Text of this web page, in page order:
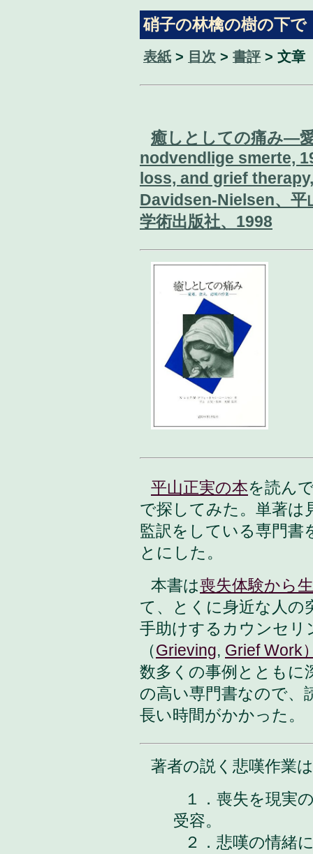
硝子の林檎の樹の下
表紙 > 目次 > 書評 > 文章
癒しとしての痛み―
nodvendlige smerte,
loss, and grief
Davidsen-Nielsen、平
学術出版社、1998
平山正実の本を読ん
で探してみた。単著は
監訳をしている専門書
とにした。
本書は喪失体験から
て、とくに身近な人の
手助けするカウンセリ
（Grieving, Grief Work
数多くの事例とともに
の高い専門書なので、
長い時間がかかった。
著者の説く悲嘆作業
１．喪失を現実
受容。
２．悲嘆の情緒